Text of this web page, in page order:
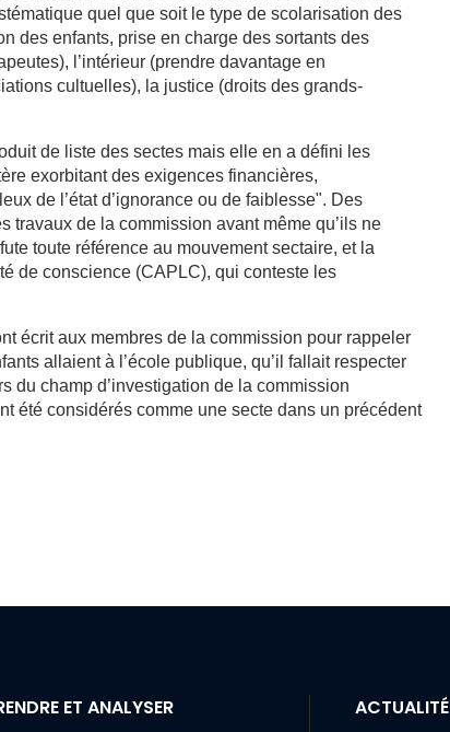
quel que soit le type de scolarisation des
des enfants, prise en charge des sortants des
l’intérieur (prendre davantage en
cultuelles), la justice (droits des grands-
de liste des sectes mais elle en a défini les
exorbitant des exigences financières,
de l’état d’ignorance ou de faiblesse". Des
travaux de la commission avant même qu’ils ne
toute référence au mouvement sectaire, et la
de conscience (CAPLC), qui conteste les
écrit aux membres de la commission pour rappeler
allaient à l’école publique, qu’il fallait respecter
du champ d’investigation de la commission
été considérés comme une secte dans un précédent
ET ANALYSER ACTUALITÉ